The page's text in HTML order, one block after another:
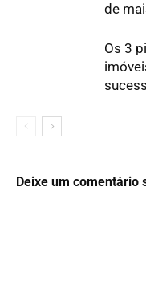
de
Os 3
Deixe um comentário